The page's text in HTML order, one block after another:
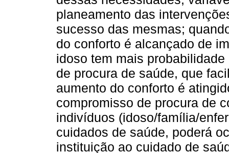
planeamento das
sucesso das mesmas;
do conforto é alcançado de
idoso tem mais
de procura de saúde, que
aumento do conforto é
compromisso de procura de
indivíduos (idoso/família/
cuidados de saúde, poderá
instituição ao cuidado de